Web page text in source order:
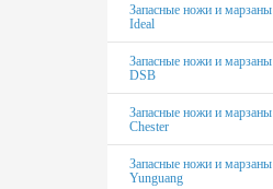
Запасные ножи и марзаны
Ideal
Запасные ножи и марзаны
DSB
Запасные ножи и марзаны
Chester
Запасные ножи и марзаны
Yunguang